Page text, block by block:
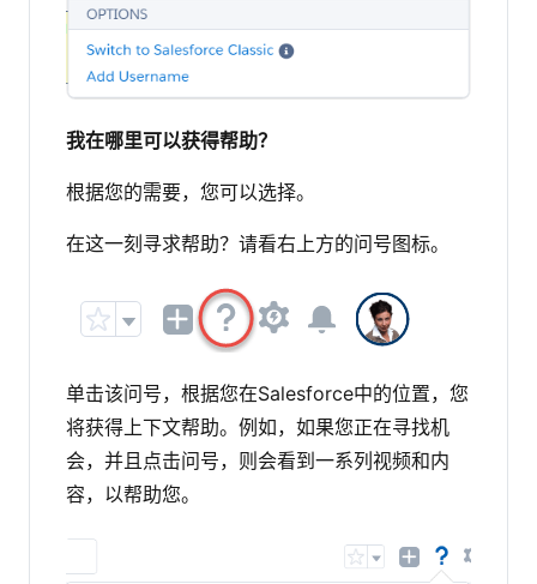
我在哪里可以获得帮助？
根据您的需要，您可以选择。
在这一刻寻求帮助？请看右上方的问号图标。
单击该问号，根据您在Salesforce中的位置，您
将获得上下文帮助。例如，如果您正在寻找机
会，并且点击问号，则会看到一系列视频和内
容，以帮助您。